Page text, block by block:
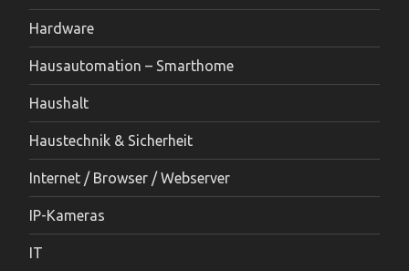
Hardware
Hausautomation – Smarthome
Haushalt
Haustechnik & Sicherheit
Internet / Browser / Webserver
IP-Kameras
IT